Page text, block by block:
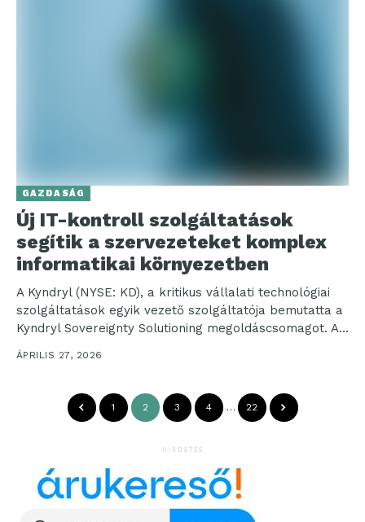
GAZDASÁG
Új IT-kontroll szolgáltatások
segítik a szervezeteket komplex
informatikai környezetben
A Kyndryl (NYSE: KD), a kritikus vállalati technológiai
szolgáltatások egyik vezető szolgáltatója bemutatta a
Kyndryl Sovereignty Solutioning megoldáscsomagot. A
csomag tanácsadási, implementációs és...
ÁPRILIS 27, 2026
1 2 3 4 … 22
HIRDETÉS